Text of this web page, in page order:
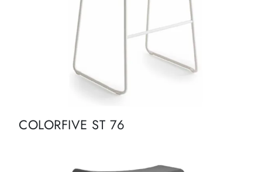
COLORFIVE ST 76